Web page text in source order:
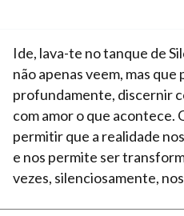
Ide, lava-te no tanque de
não apenas veem, mas
profundamente, discernir
com amor o que acontece.
permitir que a realidade
e nos permite ser
vezes, silenciosamente,